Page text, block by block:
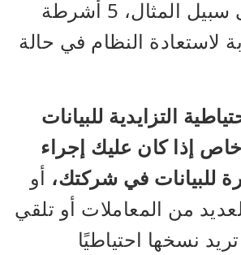
السابق، وعلى سبيل المثال، 5 أشرطة
لاستعادة النظام في حالة
التزايدية للبيانات
إذا كان عليك إجراء
للبيانات في شركتك، أو
من المعاملات أو تلقي
نسخها احتياطيًا